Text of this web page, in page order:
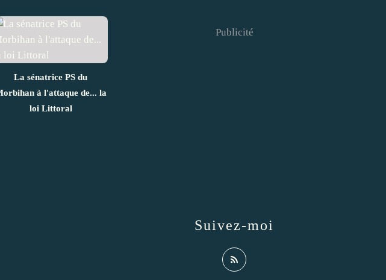
La sénatrice PS du
à l'attaque de... la
loi Littoral
Suivez-moi
Publicité